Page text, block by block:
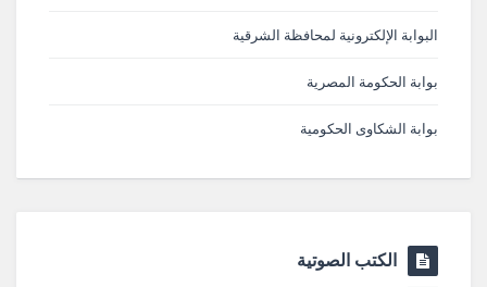
البوابة الإلكترونية لمحافظة الشرقية
بوابة الحكومة المصرية
بوابة الشكاوى الحكومية
الكتب الصوتية